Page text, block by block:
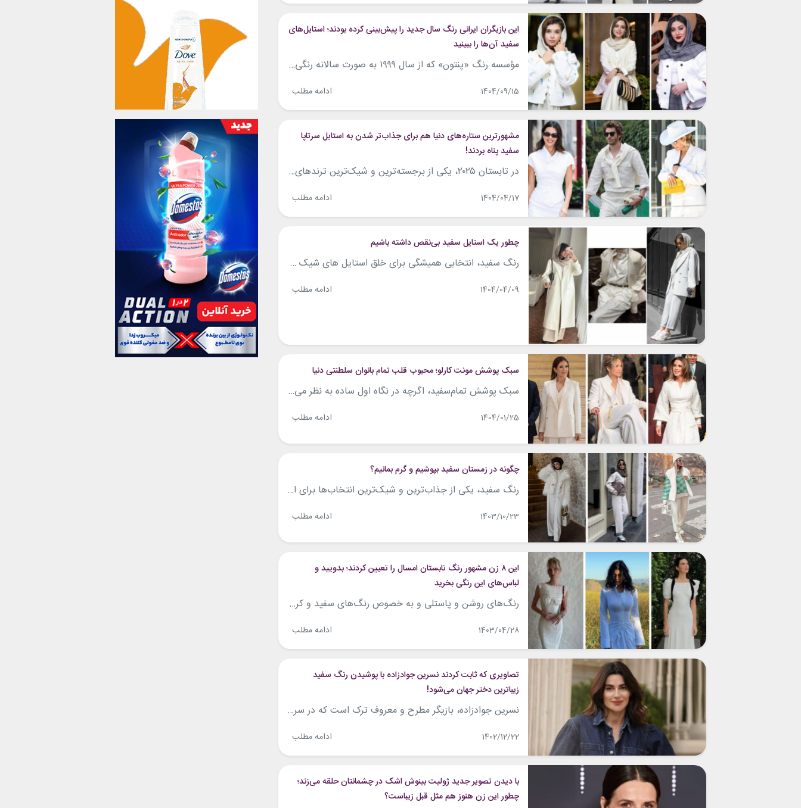
این بازیگران ایرانی رنگ سال جدید را پیش‌بینی کرده بودند؛ استایل‌های
سفید آن‌ها را ببینید
مؤسسه رنگ «پنتون» که از سال ۱۹۹۹ به صورت سالانه رنگی را انتخاب می‌کند تا حال‌وهوای فرهنگی و اجتماعی زمانه را بازتاب دهد، برای سال ۲۰۲۶ دست به انتخابی غیرمنتظره زده است: سفیدی سبک و شناور به نام «رقصنده ابری». این رنگ، روشن‌ترین و طبیعی‌ترین سفید ممکن توصیف شده و حسی از آرامش و تعادل...
1404/09/15 ادامه مطلب
مشهورترین ستاره‌های دنیا هم برای جذاب‌تر شدن به استایل سرتاپا
سفید پناه بردند!
در تابستان ۲۰۲۵، یکی از برجسته‌ترین و شیک‌ترین ترندهای دنیای مد، استایل تماماً سفید (All-White Look) است که با استقبال بی‌نظیر چهره‌های مطرح هالیوود و دنیای مد روبه‌رو شده‌است. این سبک مینیمال، خالص و درخشان، نه تنها حس خنکی و تمیزی را القا می‌کند، بلکه نماد سلیقه‌ی بالا، اعتماد به‌نفس و آگاهی از جریان‌های مد...
1404/04/17 ادامه مطلب
چطور یک استایل سفید بی‌نقص داشته باشیم
رنگ سفید، انتخابی همیشگی برای خلق استایل های شیک و جذاب است. این رنگ حس تازگی و پاکی را منتقل کرده و شما را از دیگران متمایز می ‌کند. استایل سفید زیبا نه ‌تنها خنک و راحت است، بلکه به شما امکان می ‌دهد خلاقیت خود را به نمایش بگذارید. در این مطلب قصد داریم...
1404/04/09 ادامه مطلب
سبک پوشش مونت کارلو؛ محبوب قلب تمام بانوان سلطنتی دنیا
سبک پوشش تمام‌سفید، اگرچه در نگاه اول ساده به نظر می‌رسد، اما در عمل انتخابی است که به‌دقت در انتخاب، تناسب با موقعیت و آگاهی از جنس پارچه نیاز دارد. به‌ویژه اگر لباس سفید از الیاف طبیعی مانند کتان، پنبه یا ابریشم تهیه شده باشد، نگه‌داری از آن آسان نیست و نمی‌توان در هر فضایی...
1404/01/25 ادامه مطلب
چگونه در زمستان سفید بپوشیم و گرم بمانیم؟
رنگ سفید، یکی از جذاب‌ترین و شیک‌ترین انتخاب‌ها برای استایل‌های زمستانی است که هم ظاهری تمیز و مینیمال ایجاد می‌کند و هم حس تازگی را به روزهای سرد زمستان می‌بخشد. بلاگرهای مد و فشن اغلب با استفاده از رنگ سفید در ترکیب با بافت‌های گرم و جذاب، استایل‌های خاص و متنوعی خلق می‌کنند که الهام‌بخش...
1403/10/23 ادامه مطلب
این ۸ زن مشهور رنگ تابستان امسال را تعیین کردند؛ بدویید و
لباس‌های این رنگی بخرید
رنگ‌های روشن و پاستلی و به خصوص رنگ‌های سفید و کرم، از رنگ‌های پرطرفدار برای تدارک استایل‌های فصل گرم تابستان هستند و البته سلبریتی‌ها نیز از این رنگ‌ها غافل نمی‌شوند. در ادامه نگاهی داشته‌ایم به استایل‌های روشن و سفید تعدادی از سلبریتی‌های مطرح که شما نیز می‌توانید برای فصل تابستان از آن‌ها ایده بگیرید و...
1403/04/28 ادامه مطلب
تصاویری که ثابت کردند نسرین جوادزاده با پوشیدن رنگ سفید
زیباترین دختر جهان می‌شود!
نسرین جوادزاده، بازیگر مطرح و معروف ترک است که در سریال‌های بسیاری از جمله «سیب ممنوعه»، «سه سکه»، «داستان ما» و… ایفای نقش نموده و این روزها برای ایفای نقش ملیسا در سریال «زندگی فوق‌العاده‌ی من» به جلوی دوربین می‌رود. این بازیگر ۴۱ ساله در موقعیت‌های مختلفی مثل حضورش در مراسم‌های اهدای جوایز و اکران...
1402/12/22 ادامه مطلب
با دیدن تصویر جدید ژولیت بینوش اشک در چشمانتان حلقه می‌زند؛
چطور این زن هنوز هم مثل قبل زیباست؟